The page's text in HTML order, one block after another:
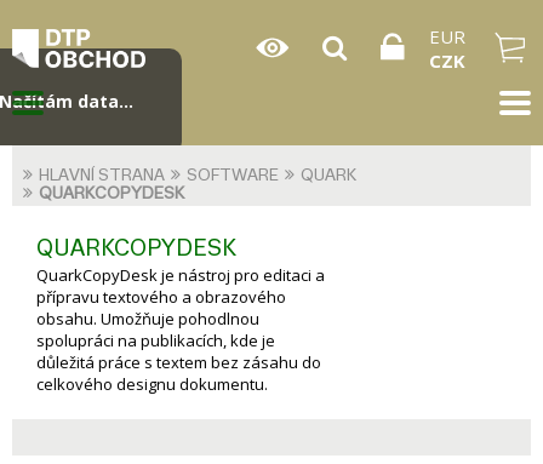
EUR
CZK
HLAVNÍ STRANA SOFTWARE
QUARK
QUARKCOPYDESK
QUARKCOPYDESK
QuarkCopyDesk je nástroj pro editaci a
přípravu textového a obrazového
obsahu. Umožňuje pohodlnou
spolupráci na publikacích, kde je
důležitá práce s textem bez zásahu do
celkového designu dokumentu.
Načítám data...